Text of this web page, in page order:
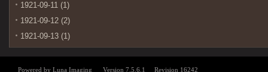
1921-09-11 (1)
1921-09-12 (2)
1921-09-13 (1)